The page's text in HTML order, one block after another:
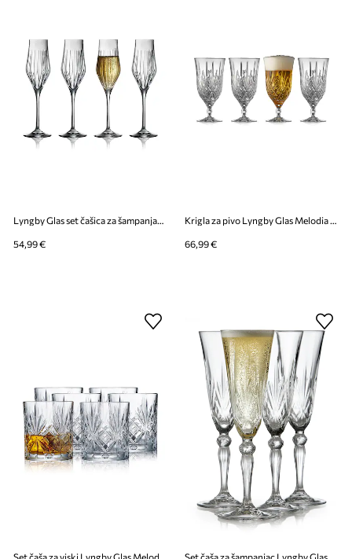
Lyngby Glas set čašica za šampanjac od kristalnog stakla 230 ml
54,99 €
Krigla za pivo Lyngby Glas Melodia 400 ml 4-pack
66,99 €